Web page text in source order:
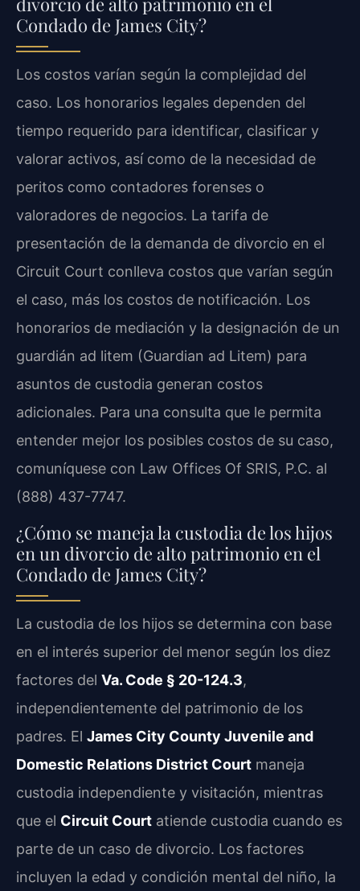
Condado de James City?
Los costos varían según la complejidad del
caso. Los honorarios legales dependen del
tiempo requerido para identificar, clasificar y
valorar activos, así como de la necesidad de
peritos como contadores forenses o
valoradores de negocios. La tarifa de
presentación de la demanda de divorcio en el
Circuit Court conlleva costos que varían según
el caso, más los costos de notificación. Los
honorarios de mediación y la designación de un
guardián ad litem (Guardian ad Litem) para
asuntos de custodia generan costos
adicionales. Para una consulta que le permita
entender mejor los posibles costos de su caso,
comuníquese con Law Offices Of SRIS, P.C. al
(888) 437-7747.
¿Cómo se maneja la custodia de los hijos
en un divorcio de alto patrimonio en el
Condado de James City?
La custodia de los hijos se determina con base
en el interés superior del menor según los diez
factores del Va. Code § 20-124.3,
independientemente del patrimonio de los
padres. El James City County Juvenile and
Domestic Relations District Court maneja
custodia independiente y visitación, mientras
que el Circuit Court atiende custodia cuando es
parte de un caso de divorcio. Los factores
incluyen la edad y condición mental del niño, la